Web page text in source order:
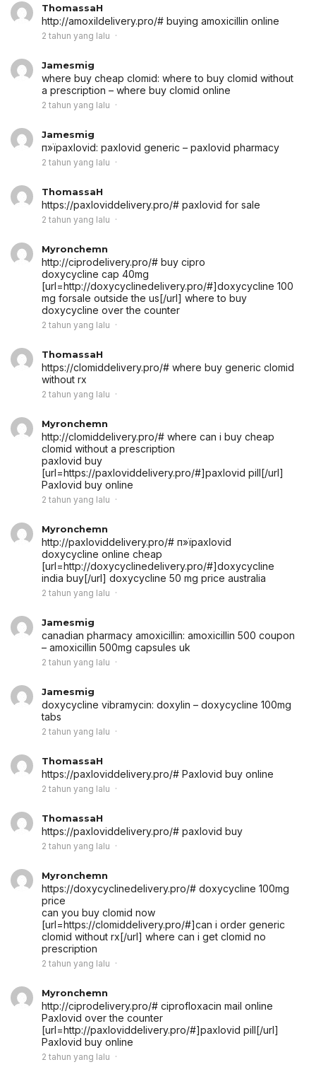
ThomassaH
http://amoxildelivery.pro/# buying amoxicillin online
2 tahun yang lalu
Jamesmig
where buy cheap clomid: where to buy clomid without
a prescription – where buy clomid online
2 tahun yang lalu
Jamesmig
п»їpaxlovid: paxlovid generic – paxlovid pharmacy
2 tahun yang lalu
ThomassaH
https://paxloviddelivery.pro/# paxlovid for sale
2 tahun yang lalu
Myronchemn
http://ciprodelivery.pro/# buy cipro
doxycycline cap 40mg
[url=http://doxycyclinedelivery.pro/#]doxycycline 100
mg forsale outside the us[/url] where to buy
doxycycline over the counter
2 tahun yang lalu
ThomassaH
https://clomiddelivery.pro/# where buy generic clomid
without rx
2 tahun yang lalu
Myronchemn
http://clomiddelivery.pro/# where can i buy cheap
clomid without a prescription
paxlovid buy
[url=https://paxloviddelivery.pro/#]paxlovid pill[/url]
Paxlovid buy online
2 tahun yang lalu
Myronchemn
http://paxloviddelivery.pro/# п»їpaxlovid
doxycycline online cheap
[url=http://doxycyclinedelivery.pro/#]doxycycline
india buy[/url] doxycycline 50 mg price australia
2 tahun yang lalu
Jamesmig
canadian pharmacy amoxicillin: amoxicillin 500 coupon
– amoxicillin 500mg capsules uk
2 tahun yang lalu
Jamesmig
doxycycline vibramycin: doxylin – doxycycline 100mg
tabs
2 tahun yang lalu
ThomassaH
https://paxloviddelivery.pro/# Paxlovid buy online
2 tahun yang lalu
ThomassaH
https://paxloviddelivery.pro/# paxlovid buy
2 tahun yang lalu
Myronchemn
https://doxycyclinedelivery.pro/# doxycycline 100mg
price
can you buy clomid now
[url=https://clomiddelivery.pro/#]can i order generic
clomid without rx[/url] where can i get clomid no
prescription
2 tahun yang lalu
Myronchemn
http://ciprodelivery.pro/# ciprofloxacin mail online
Paxlovid over the counter
[url=http://paxloviddelivery.pro/#]paxlovid pill[/url]
Paxlovid buy online
2 tahun yang lalu